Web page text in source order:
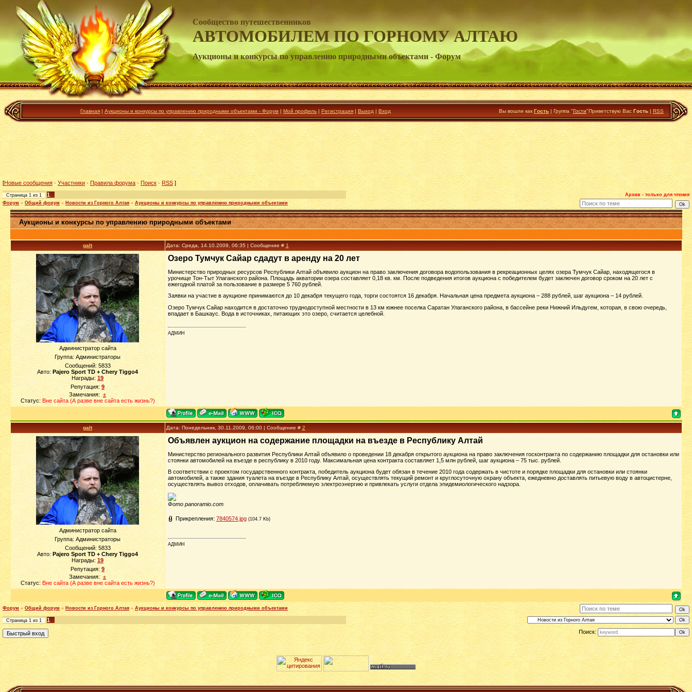
Сообщество путешественников
АВТОМОБИЛЕМ ПО ГОРНОМУ АЛТАЮ
Аукционы и конкурсы по управлению природными объектами - Форум
Главная | Аукционы и конкурсы по управлению природными объектами - Форум | Мой профиль | Регистрация | Выход | Вход Вы вошли как Гость | Группа "Гости"Приветствую Вас Гость | RSS
[Новые сообщения· Участники·Правила форума· Поиск· RSS]
Страница 1 из 1 1
Архив - только для чтения
Форум » Общий форум » Новости из Горного Алтая » Аукционы и конкурсы по управлению природными объектами
Аукционы и конкурсы по управлению природными объектами
galt Дата: Среда, 14.10.2009, 06:35 | Сообщение # 1
Администратор сайта
Группа: Администраторы
Сообщений: 5833
Авто: Pajero Sport TD + Chery Tiggo4
Награды: 19
Репутация: 9
Замечания: ±
Статус: Вне сайта (А разве вне сайта есть жизнь?)
Озеро Тумчук Сайар сдадут в аренду на 20 лет
Министерство природных ресурсов Республики Алтай объявило аукцион на право заключения договора водопользования в рекреационных целях озера Тумчук Сайар, находящегося в
урочище Тон-Тыт Улаганского района. Площадь акватории озера составляет 0,18 кв. км. После подведения итогов аукциона с победителем будет заключен договор сроком на 20 лет с
ежегодной платой за пользование в размере 5 760 рублей.
Заявки на участие в аукционе принимаются до 10 декабря текущего года, торги состоятся 16 декабря. Начальная цена предмета аукциона – 288 рублей, шаг аукциона – 14 рублей.
Озеро Тумчук Сайар находится в достаточно труднодоступной местности в 13 км южнее поселка Саратан Улаганского района, в бассейне реки Нижний Ильдугем, которая, в свою очередь,
впадает в Башкаус. Вода в источниках, питающих это озеро, считается целебной.
АДМИН
galt Дата: Понедельник, 30.11.2009, 06:00 | Сообщение # 2
Администратор сайта
Группа: Администраторы
Сообщений: 5833
Авто: Pajero Sport TD + Chery Tiggo4
Награды: 19
Репутация: 9
Замечания: ±
Статус: Вне сайта (А разве вне сайта есть жизнь?)
Объявлен аукцион на содержание площадки на въезде в Республику Алтай
Министерство регионального развития Республики Алтай объявило о проведении 18 декабря открытого аукциона на право заключения госконтракта по содержанию площадки для остановки или
стоянки автомобилей на въезде в республику в 2010 году. Максимальная цена контракта составляет 1,5 млн рублей, шаг аукциона – 75 тыс. рублей.
В соответствии с проектом государственного контракта, победитель аукциона будет обязан в течение 2010 года содержать в чистоте и порядке площадки для остановки или стоянки
автомобилей, а также здания туалета на въезде в Республику Алтай, осуществлять текущий ремонт и круглосуточную охрану объекта, ежедневно доставлять питьевую воду в автоцистерне,
осуществлять вывоз отходов, оплачивать потребляемую электроэнергию и привлекать услуги отдела эпидемиологического надзора.
Фото panoramio.com
Прикрепления: 7840574.jpg (104.7 Kb)
АДМИН
Форум » Общий форум » Новости из Горного Алтая » Аукционы и конкурсы по управлению природными объектами
Страница 1 из 1
1
Поиск: